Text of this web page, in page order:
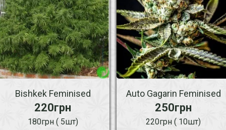
Bishkek Feminised
220грн
180грн ( 5шт)
Auto Gagarin Feminised
250грн
220грн ( 10шт)